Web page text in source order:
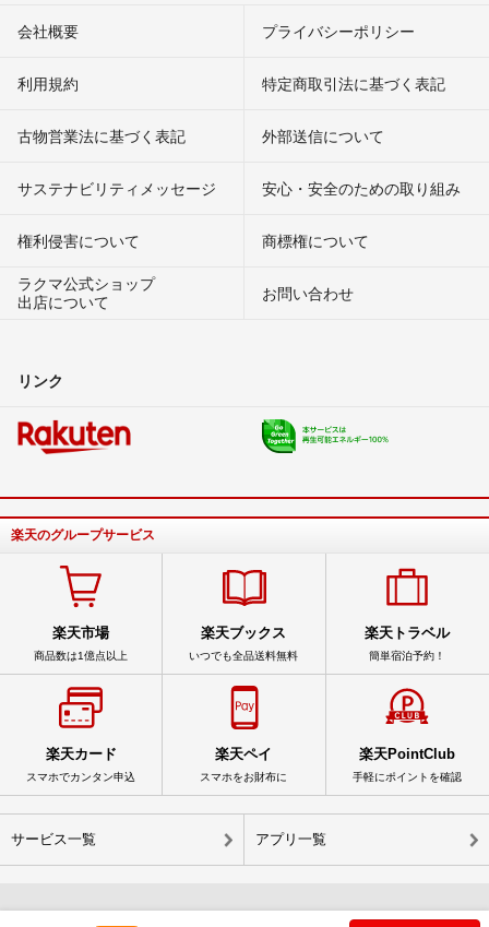
会社概要 プライバシーポリシー
利用規約 特定商取引法に基づく表記
古物営業法に基づく表記 外部送信について
サステナビリティメッセージ 安心・安全のための取り組み
権利侵害について
商標権について
ラクマ公式ショップ
出店について
お問い合わせ
リンク
楽天のグループサービス
楽天市場
商品数は1億点以上
楽天ブックス
いつでも全品送料無料
楽天トラベル
簡単宿泊予約！
楽天カード
スマホでカンタン申込
楽天ペイ
スマホをお財布に
楽天PointClub
手軽にポイントを確認
サービス一覧 アプリ一覧